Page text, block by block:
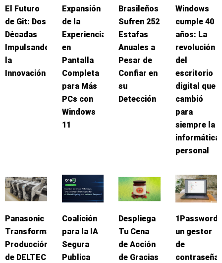
El Futuro
de Git: Dos
Décadas
Impulsando
la
Innovación
Expansión
de la
Experiencia
en
Pantalla
Completa
para Más
PCs con
Windows
11
Brasileños
Sufren 252
Estafas
Anuales a
Pesar de
Confiar en
su
Detección
Windows
cumple 40
años: La
revolución
del
escritorio
digital que
cambió
para
siempre la
informática
personal
Panasonic
Transforma
Producción
de DELTEC
Coalición
para la IA
Segura
Publica
Despliega
Tu Cena
de Acción
de Gracias
1Password:
un gestor
de